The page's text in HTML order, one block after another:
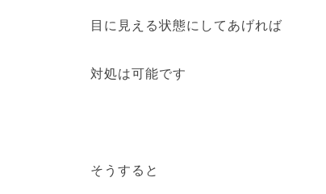
目に見える状態にしてあげれば
対処は可能です
そうすると